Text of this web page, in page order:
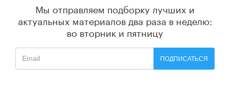
Мы отправляем подборку лучших и
актуальных материалов два раза в неделю:
во вторник и пятницу
ПОДПИСАТЬСЯ